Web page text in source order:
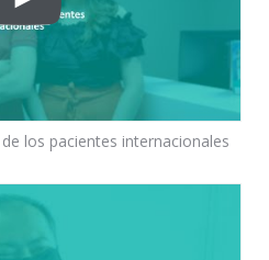
los pacientes internacionales